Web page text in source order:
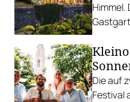
Die auf
Festival